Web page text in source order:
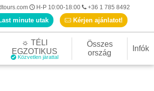
H-P 10:00-18:00
+36 1 785 8492
minute utak Kérjen ajánlatot!
☼ TÉLI
EGZOTIKUS
Közvetlen járattal
Összes
ország
Infók